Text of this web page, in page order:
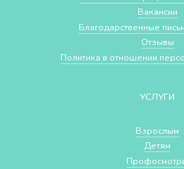
Вакансии
Благодарственные
Отзывы
Политика в отношении
УСЛУГИ
Взрослым
Детям